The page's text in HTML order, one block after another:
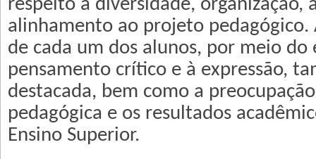
respeito à diversidade, organização,
alinhamento ao projeto pedagógico.
de cada um dos alunos, por meio do
pensamento crítico e à expressão,
destacada, bem como a
pedagógica e os resultados
Ensino Superior.